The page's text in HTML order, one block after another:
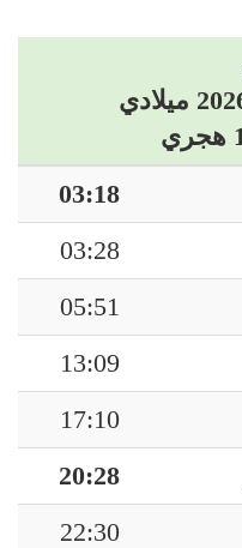
03:18
03:28
05:51
13:09
17:10
20:28
22:30